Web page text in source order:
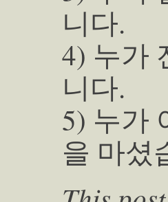
니다.
4) 누가
니다.
5) 누가
을 마셨